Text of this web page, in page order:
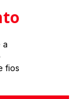
a
fios